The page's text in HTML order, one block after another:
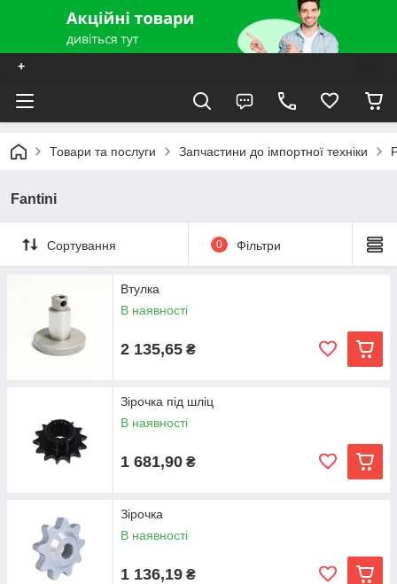
+
Товари та послуги Запчастини до імпортної техніки
Fantini
Сортування 0 Фільтри
Втулка
В наявності
2 135,65 ₴
Зірочка під шліц
В наявності
1 681,90 ₴
Зірочка
В наявності
1 136,19 ₴